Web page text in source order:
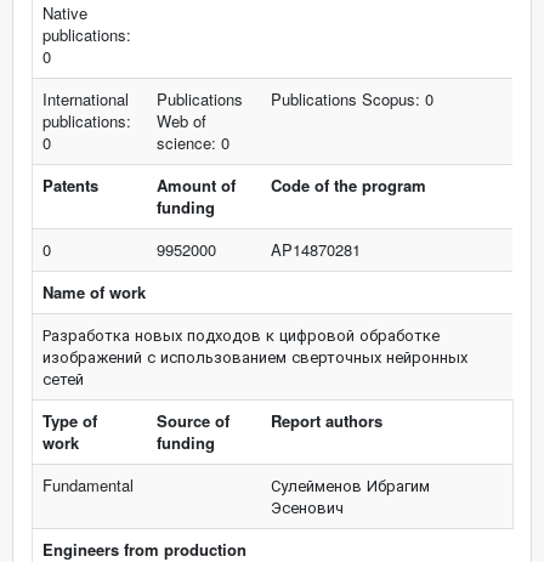
Native
publications:
0
International
publications:
0
Publications
Web of
science: 0
Publications Scopus: 0
Patents
Amount of
funding
Code of the program
0 9952000
AP14870281
Name of work
Разработка новых подходов к цифровой обработке
изображений с использованием сверточных нейронных
сетей
Type of
work
Source of
funding
Report authors
Fundamental
Сулейменов Ибрагим
Эсенович
Engineers from production